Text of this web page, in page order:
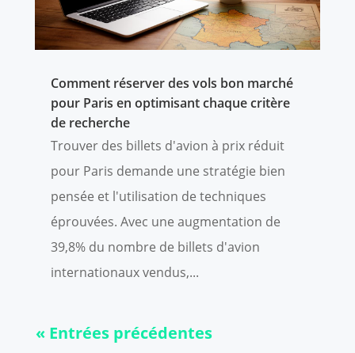
Comment réserver des vols bon marché
pour Paris en optimisant chaque critère
de recherche
Trouver des billets d'avion à prix réduit
pour Paris demande une stratégie bien
pensée et l'utilisation de techniques
éprouvées. Avec une augmentation de
39,8% du nombre de billets d'avion
internationaux vendus,...
« Entrées précédentes